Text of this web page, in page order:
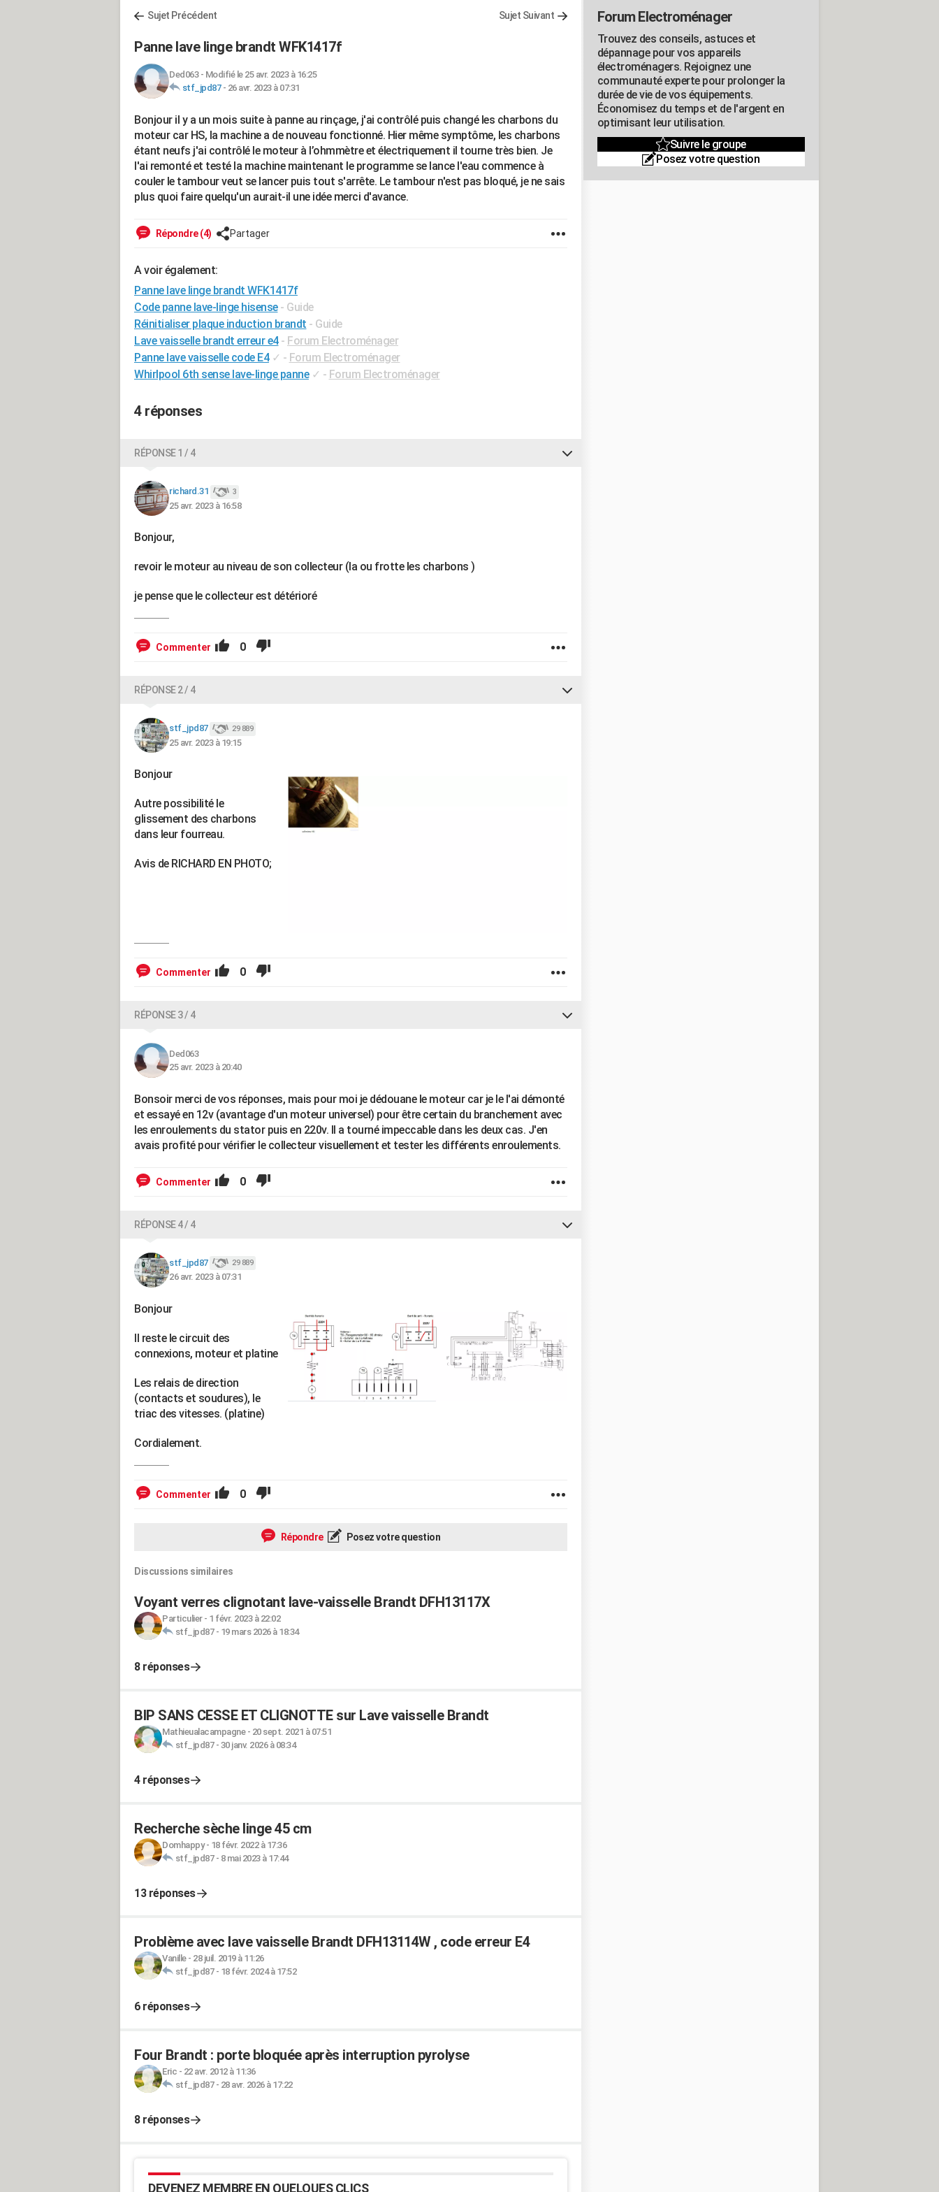
Sujet Précédent Sujet Suivant
Panne lave linge brandt WFK1417f
Ded063- Modifié le 25 avr. 2023 à 16:25
stf_jpd87- 26 avr. 2023 à 07:31
Bonjour il y a un mois suite à panne au rinçage, j'ai contrôlé puis changé les charbons du
moteur car HS, la machine a de nouveau fonctionné. Hier même symptôme, les charbons
étant neufs j'ai contrôlé le moteur à l’ohmmètre et électriquement il tourne très bien. Je
l'ai remonté et testé la machine maintenant le programme se lance l'eau commence à
couler le tambour veut se lancer puis tout s'arrête. Le tambour n'est pas bloqué, je ne sais
plus quoi faire quelqu'un aurait-il une idée merci d'avance.
Répondre (4) Partager
A voir également:
Panne lave linge brandt WFK1417f
Code panne lave-linge hisense - Guide
Réinitialiser plaque induction brandt - Guide
Lave vaisselle brandt erreur e4 - Forum Electroménager
Panne lave vaisselle code E4 ✓ - Forum Electroménager
Whirlpool 6th sense lave-linge panne ✓ - Forum Electroménager
4 réponses
RÉPONSE 1 / 4
richard.31 3
25 avr. 2023 à 16:58
Bonjour,
revoir le moteur au niveau de son collecteur (la ou frotte les charbons )
je pense que le collecteur est détérioré
Commenter 0
RÉPONSE 2 / 4
stf_jpd87 29 889
25 avr. 2023 à 19:15
Bonjour
Autre possibilité le
glissement des charbons
dans leur fourreau.
Avis de RICHARD EN PHOTO;
Commenter 0
RÉPONSE 3 / 4
Ded063
25 avr. 2023 à 20:40
Bonsoir merci de vos réponses, mais pour moi je dédouane le moteur car je le l'ai démonté
et essayé en 12v (avantage d'un moteur universel) pour être certain du branchement avec
les enroulements du stator puis en 220v. Il a tourné impeccable dans les deux cas. J'en
avais profité pour vérifier le collecteur visuellement et tester les différents enroulements.
Commenter 0
RÉPONSE 4 / 4
stf_jpd87 29 889
26 avr. 2023 à 07:31
Bonjour
Il reste le circuit des
connexions, moteur et platine
Les relais de direction
(contacts et soudures), le
triac des vitesses. (platine)
Cordialement.
Commenter 0
Répondre Posez votre question
Discussions similaires
Voyant verres clignotant lave-vaisselle Brandt DFH13117X
Particulier- 1 févr. 2023 à 22:02
stf_jpd87- 19 mars 2026 à 18:34
8 réponses
BIP SANS CESSE ET CLIGNOTTE sur Lave vaisselle Brandt
Mathieualacampagne- 20 sept. 2021 à 07:51
stf_jpd87- 30 janv. 2026 à 08:34
4 réponses
Recherche sèche linge 45 cm
Domhappy- 18 févr. 2022 à 17:36
stf_jpd87- 8 mai 2023 à 17:44
13 réponses
Problème avec lave vaisselle Brandt DFH13114W , code erreur E4
Vanille- 28 juil. 2019 à 11:26
stf_jpd87- 18 févr. 2024 à 17:52
6 réponses
Four Brandt : porte bloquée après interruption pyrolyse
Eric - 22 avr. 2012 à 11:36
stf_jpd87- 28 avr. 2026 à 17:22
8 réponses
DEVENEZ MEMBRE EN QUELQUES CLICS
Forum Electroménager
Trouvez des conseils, astuces et
dépannage pour vos appareils
électroménagers. Rejoignez une
communauté experte pour prolonger la
durée de vie de vos équipements.
Économisez du temps et de l'argent en
optimisant leur utilisation.
Suivre le groupe
Posez votre question